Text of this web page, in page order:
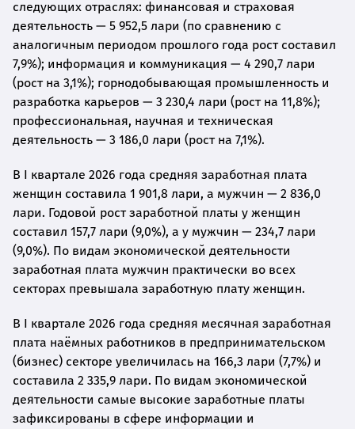
следующих отраслях: финансовая и страховая
деятельность — 5 952,5 лари (по сравнению с
аналогичным периодом прошлого года рост составил
7,9%); информация и коммуникация — 4 290,7 лари
(рост на 3,1%); горнодобывающая промышленность и
разработка карьеров — 3 230,4 лари (рост на 11,8%);
профессиональная, научная и техническая
деятельность — 3 186,0 лари (рост на 7,1%).
В I квартале 2026 года средняя заработная плата
женщин составила 1 901,8 лари, а мужчин — 2 836,0
лари. Годовой рост заработной платы у женщин
составил 157,7 лари (9,0%), а у мужчин — 234,7 лари
(9,0%). По видам экономической деятельности
заработная плата мужчин практически во всех
секторах превышала заработную плату женщин.
В I квартале 2026 года средняя месячная заработная
плата наёмных работников в предпринимательском
(бизнес) секторе увеличилась на 166,3 лари (7,7%) и
составила 2 335,9 лари. По видам экономической
деятельности самые высокие заработные платы
зафиксированы в сфере информации и